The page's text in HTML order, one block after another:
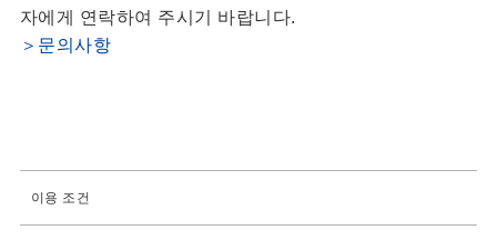
자에게 연락하여 주시기 바랍니다.
＞문의사항
이용 조건